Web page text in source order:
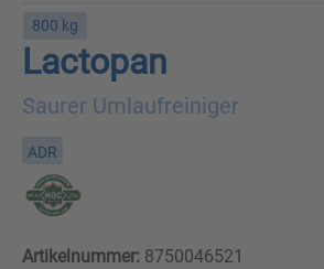
800 kg
Lactopan
Saurer Umlaufreiniger
ADR
Artikelnummer: 8750046521